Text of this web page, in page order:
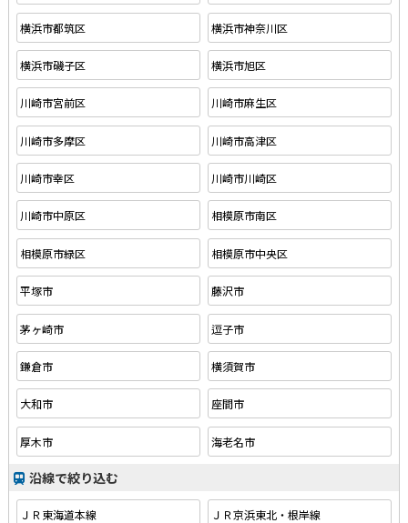
横浜市都筑区 横浜市神奈川区
横浜市磯子区 横浜市旭区
川崎市宮前区 川崎市麻生区
川崎市多摩区 川崎市高津区
川崎市幸区 川崎市川崎区
川崎市中原区 相模原市南区
相模原市緑区 相模原市中央区
平塚市 藤沢市
茅ヶ崎市 逗子市
鎌倉市 横須賀市
大和市 座間市
厚木市 海老名市
沿線で絞り込む
ＪＲ東海道本線 ＪＲ京浜東北・根岸線